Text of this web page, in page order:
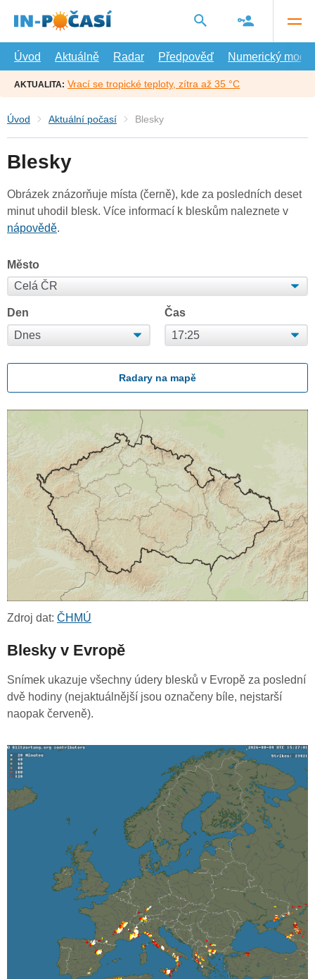
hlavní
Úvod
Aktuálně Radar Předpověď Numerický model
AKTUALITA: Vrací se tropické teploty, zítra až 35 °C
Úvod Aktuální počasí Blesky
Blesky
Obrázek znázorňuje místa (černě), kde za posledních deset
minut uhodil blesk. Více informací k bleskům naleznete v
nápovědě.
Město
Den Čas
Radary na mapě
Zdroj dat: ČHMÚ
Blesky v Evropě
Snímek ukazuje všechny údery blesků v Evropě za poslední
dvě hodiny (nejaktuálnější jsou označeny bíle, nejstarší
naopak červeně).